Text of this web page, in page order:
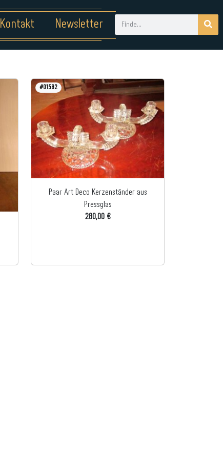
Kontakt Newsletter
#01582
Paar Art Deco Kerzenständer aus
Pressglas
280,00 €